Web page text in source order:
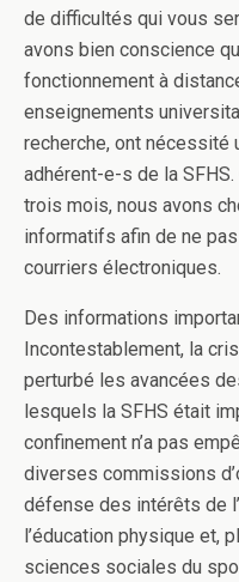
de difficultés qui vous
avons bien conscience
fonctionnement à
enseignements
recherche, ont nécessité
adhérent-e-s de la
trois mois, nous avons
informatifs afin de ne
courriers électroniques.
Des informations
Incontestablement, la
perturbé les avancées
lesquels la SFHS était
confinement n’a pas
diverses commissions
défense des intérêts de
l’éducation physique et,
sciences sociales du